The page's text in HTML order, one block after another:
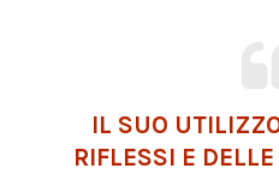
IL SUO
RIFLESSI E